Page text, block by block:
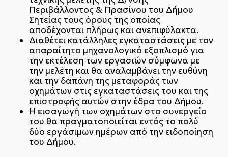
Περιβάλλοντος & Πρασίνου του Δήμου
Σητείας τους όρους της οποίας
αποδέχονται πλήρως και ανεπιφύλακτα.
Διαθέτει κατάλληλες εγκαταστάσεις με τον
απαραίτητο μηχανολογικό εξοπλισμό για
την εκτέλεση των εργασιών σύμφωνα με
την μελέτη και θα αναλαμβάνει την ευθύνη
και την δαπάνη της μεταφοράς των
οχημάτων στις εγκαταστάσεις του και της
επιστροφής αυτών στην έδρα του Δήμου.
Η εισαγωγή των οχημάτων στο συνεργείο
του θα πραγματοποιείται εντός το πολύ
δύο εργάσιμων ημέρων από την ειδοποίηση
του Δήμου.